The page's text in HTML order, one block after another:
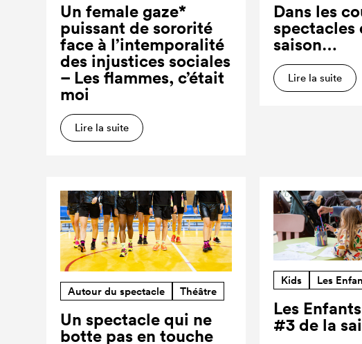
Un female gaze*
puissant de sororité
face à l’intemporalité
des injustices sociales
– Les flammes, c’était
moi
Lire la suite
Dans les
spectacles
saison…
Lire la suite
Autour du spectacle Théâtre
Un spectacle qui ne
botte pas en touche
Kids Les
Les
#3 de la